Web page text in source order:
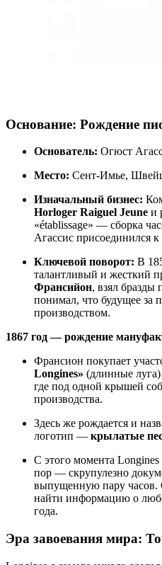
Основание: Рождение
Основатель: Огюст
Место: Сент-Имье,
Изначальный бизнес:
Horloger Raiguel Jeune и
«établissage» — сборка
Агассис присоединился к
Ключевой поворот: В
талантливый и жесткий
Франсийон, взял бразды
понимал, что будущее
производством.
1867 год — рождение
Франсион покупает
Longines» (длинные
где под одной крышей
производства.
Здесь же рождается и
логотип — крылатые
С этого момента Longines
пор — скрупулезно
выпущенную пару часов.
найти информацию о
года.
Эра завоевания мира: